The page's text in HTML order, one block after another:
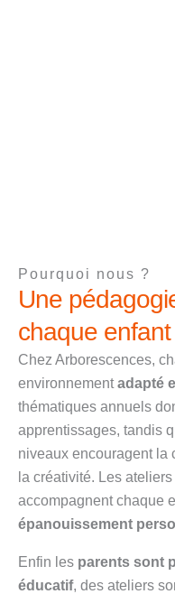
Pourquoi nous ?
Une
chaque
Chez Arborescences,
environnementadapté
thématiques annuels
apprentissages, tandis
niveaux encouragent la
la créativité. Les
accompagnent chaque
épanouissement
Enfin les parents sont
éducatif, des ateliers